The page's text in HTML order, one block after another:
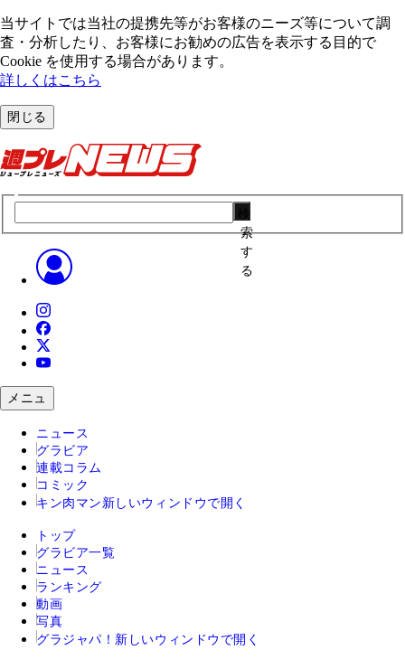
当サイトでは当社の提携先等がお客様のニーズ等について調
査・分析したり、お客様にお勧めの広告を表⽰する⽬的で
Cookie を使⽤する場合があります。
詳しくはこちら
閉じる
索
す
る
メニュ
ニュース
グラビア
連載コラム
コミック
キン肉マン 新しいウィンドウで開く
トップ
グラビア一覧
ニュース
ランキング
動画
写真
グラジャパ！ 新しいウィンドウで開く